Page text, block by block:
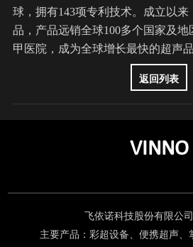
球，拥有143项专利技术。成立以
品，产品远销全球100多个国家及地
甲医院，成为全球增长最快的超声品
返回列表
VINNO
飞依诺科技股份有限公
主要产品：彩超设备、便携超声、